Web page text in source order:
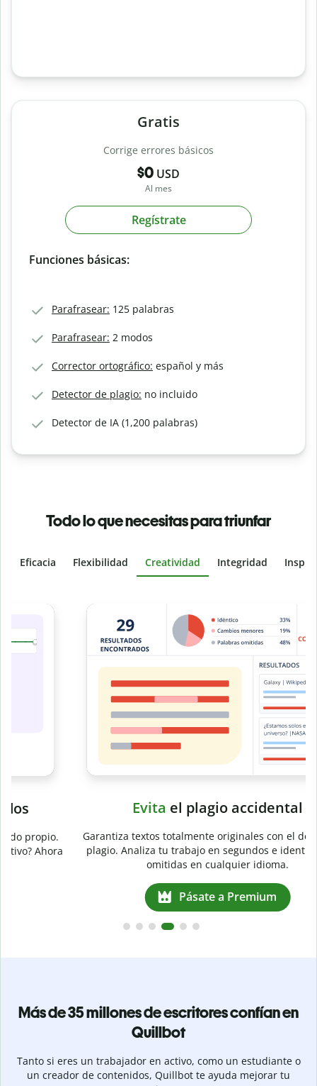
Gratis
Corrige errores básicos
$0 USD
Al mes
Regístrate
Funciones básicas:
Parafrasear: 125 palabras
Parafrasear: 2 modos
Corrector ortográfico: español y más
Detector de plagio: no incluido
Detector de IA (1,200 palabras)
Todo lo que necesitas para triunfar
Eficacia Flexibilidad Creatividad Integridad
Slide 4 of 6
el plagio accidental
Garantiza textos totalmente originales con el detector de
plagio. Analiza tu trabajo en segundos e identifica citas
omitidas en cualquier idioma.
Pásate a Premium
Más de 35 millones de escritores confían en
Quillbot
Tanto si eres un trabajador en activo, como un estudiante o
un creador de contenidos, Quillbot te ayuda mejorar tu